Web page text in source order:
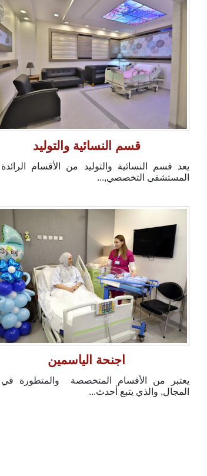
قسم النسائية والتوليد
يعد قسم النسائية والتوليد من الأقسام
المستشفى التخصصي,...
اجنحة الياسمين
يعتبر من الأقسام المتخصصة والمتطورة في
المجال, والذي يتبع أحدث...